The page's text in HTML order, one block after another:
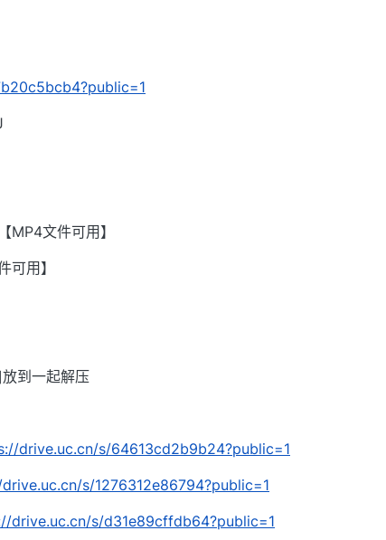
MP4文件可用】
可用】
到一起解压
drive.uc.cn/s/64613cd2b9b24?public=1
s/1276312e86794?public=1
drive.uc.cn/s/d31e89cffdb64?public=1